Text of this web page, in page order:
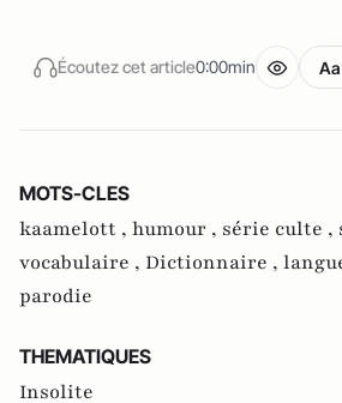
Écoutez cet article0:00min Aa
MOTS-CLES
kaamelott , humour , série culte ,
vocabulaire , Dictionnaire ,
parodie
THEMATIQUES
Insolite